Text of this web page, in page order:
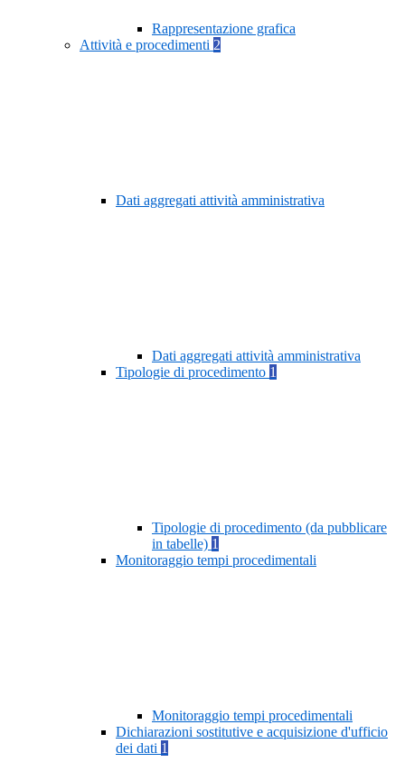
Rappresentazione grafica
Attività e procedimenti 2
Dati aggregati attività amministrativa
Dati aggregati attività amministrativa
Tipologie di procedimento 1
Tipologie di procedimento (da pubblicare
in tabelle) 1
Monitoraggio tempi procedimentali
Monitoraggio tempi procedimentali
Dichiarazioni sostitutive e acquisizione d'ufficio
dei dati 1